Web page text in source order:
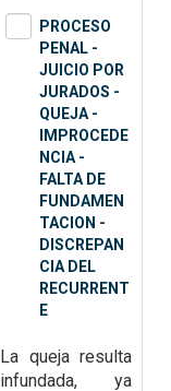
PROCESO
PENAL -
JUICIO POR
JURADOS -
QUEJA -
IMPROCEDE
NCIA -
FALTA DE
FUNDAMEN
TACION -
DISCREPAN
CIA DEL
RECURRENT
E
La queja resulta
infundada, ya